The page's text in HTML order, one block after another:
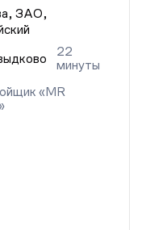
ЗАО,
22
минуты
«MR